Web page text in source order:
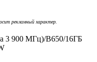
рекламный характер.
3 900 МГц)/B650/16ГБ